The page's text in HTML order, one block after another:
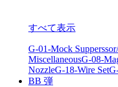
すべて表示
G-01-Mock
MiscellaneousG-08-
NozzleG-18-Wire Set
BB 弾